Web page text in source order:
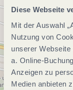
Diese Webseite
Mit der Auswahl
Nutzung von
unserer
a. Online-
Anzeigen zu
Medien anbieten